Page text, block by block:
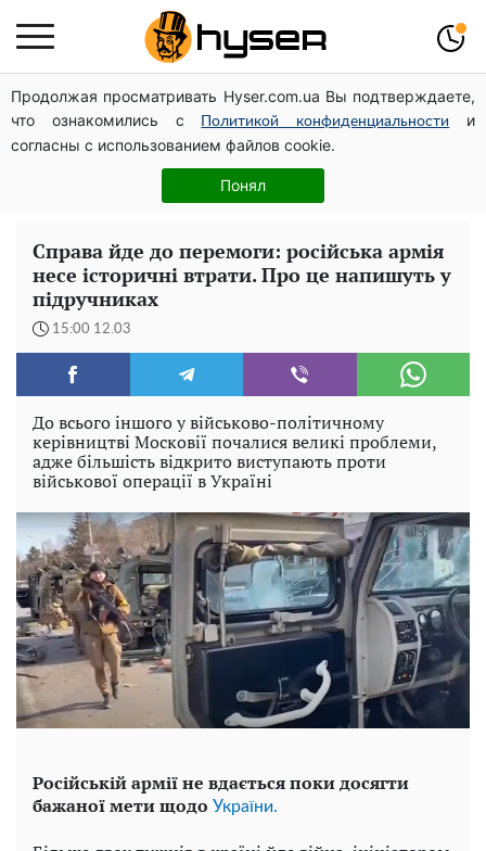
Продолжая просматривать Hyser.com.ua Вы подтверждаете,
что ознакомились с
Политикой конфиденциальности
и
согласны с использованием файлов cookie.
Понял
Весь секрет в одній таблетці аспірину: рецепт хрумкої
та соковитої капусти на зиму. Навіть п'яти банок вам
буде мало
Спробувавши один раз, ви готуватимете це постійно:
рецепт салату з баклажанів з грибами на зиму
Справа йде до перемоги: російська армія
несе історичні втрати. Про це напишуть у
підручниках
15:00 12.03
До всього іншого у військово-політичному
керівництві Московії почалися великі проблеми,
адже більшість відкрито виступають проти
військової операції в Україні
Російській армії не вдається поки досягти
бажаної мети щодо України.